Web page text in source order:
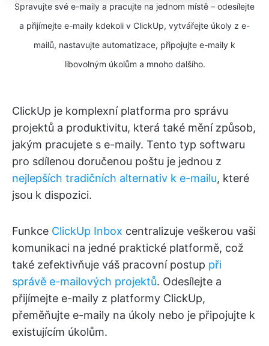
Spravujte své e-maily a pracujte na jednom místě – odesílejte
a přijímejte e-maily kdekoli v ClickUp, vytvářejte úkoly z e-
mailů, nastavujte automatizace, připojujte e-maily k
libovolným úkolům a mnoho dalšího.
ClickUp je komplexní platforma pro správu
projektů a produktivitu, která také mění způsob,
jakým pracujete s e-maily. Tento typ softwaru
pro sdílenou doručenou poštu je jednou z
nejlepších tradičních alternativ k e-mailu, které
jsou k dispozici.
Funkce ClickUp Inbox centralizuje veškerou vaši
komunikaci na jedné praktické platformě, což
také zefektivňuje váš pracovní postup při
správě e-mailových projektů. Odesílejte a
přijímejte e-maily z platformy ClickUp,
přeměňujte e-maily na úkoly nebo je připojujte k
existujícím úkolům.